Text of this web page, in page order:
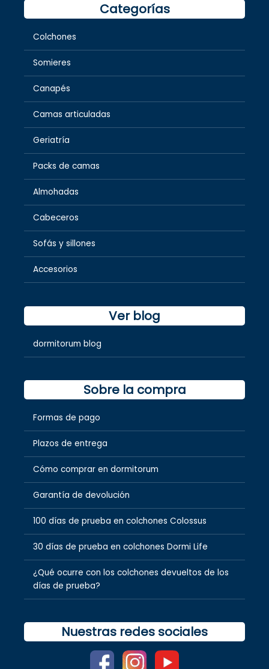
Categorías
Colchones
Somieres
Canapés
Camas articuladas
Geriatría
Packs de camas
Almohadas
Cabeceros
Sofás y sillones
Accesorios
Ver blog
dormitorum blog
Sobre la compra
Formas de pago
Plazos de entrega
Cómo comprar en dormitorum
Garantía de devolución
100 días de prueba en colchones Colossus
30 días de prueba en colchones Dormi Life
¿Qué ocurre con los colchones devueltos de los
días de prueba?
Nuestras redes sociales